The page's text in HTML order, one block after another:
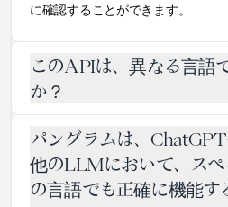
に確認することができます。
このAPIは、異なる言語
か？
が含まれています。
つまり、Pangramをアプリやソフ
ことができ、アラビア語、フラン
パングラムは、
他のLLMにおいて、ス
の言語でも正確に機能す